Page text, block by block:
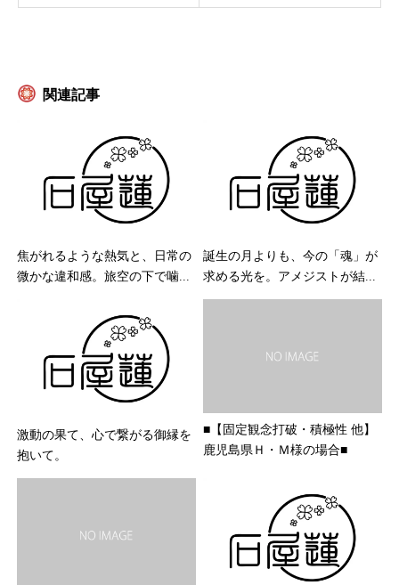
関連記事
焦がれるような熱気と、日常の
微かな違和感。旅空の下で噛...
誕生の月よりも、今の「魂」が
求める光を。アメジストが結...
激動の果て、心で繋がる御縁を
抱いて。
■【固定観念打破・積極性 他】
鹿児島県Ｈ・Ｍ様の場合■